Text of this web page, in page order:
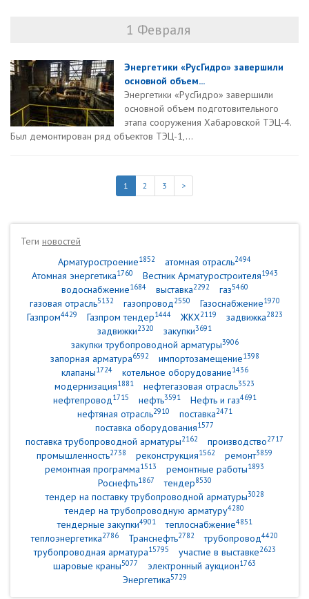
1 Февраля
Энергетики «РусГидро» завершили
основной объем...
Энергетики «РусГидро» завершили
основной объем подготовительного
этапа сооружения Хабаровской ТЭЦ-4.
Был демонтирован ряд объектов ТЭЦ-1,...
1 2 3 >
Теги новостей
Арматуростроение1852 атомная отрасль2494
Атомная энергетика1760 Вестник Арматуростроителя1943
водоснабжение1684 выставка2292 газ5460
газовая отрасль5132 газопровод2550 Газоснабжение1970
Газпром4429 Газпром тендер1444 ЖКХ2119 задвижка2823
задвижки2320 закупки3691
закупки трубопроводной арматуры3906
запорная арматура6592 импортозамещение1398
клапаны1724 котельное оборудование1436
модернизация1881 нефтегазовая отрасль3523
нефтепровод1715 нефть3591 Нефть и газ4691
нефтяная отрасль2910 поставка2471
поставка оборудования1577
поставка трубопроводной арматуры2162 производство2717
промышленность2738 реконструкция1562 ремонт3859
ремонтная программа1513 ремонтные работы1893
Роснефть1867 тендер8530
тендер на поставку трубопроводной арматуры3028
тендер на трубопроводную арматуру4280
тендерные закупки4901 теплоснабжение4851
теплоэнергетика2786 Транснефть2782 трубопровод4420
трубопроводная арматура15795 участие в выставке2623
шаровые краны5077 электронный аукцион1763
Энергетика5729